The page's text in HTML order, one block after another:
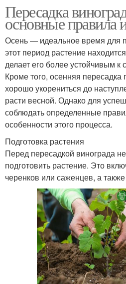
Пересадка
основные правила
Осень — идеальное время для
этот период растение
делает его более устойчивым к
Кроме того, осенняя пересадка
хорошо укорениться до
расти весной. Однако для
соблюдать определенные
особенности этого процесса.
Подготовка растения
Перед пересадкой винограда
подготовить растение. Это
черенков или саженцев, а